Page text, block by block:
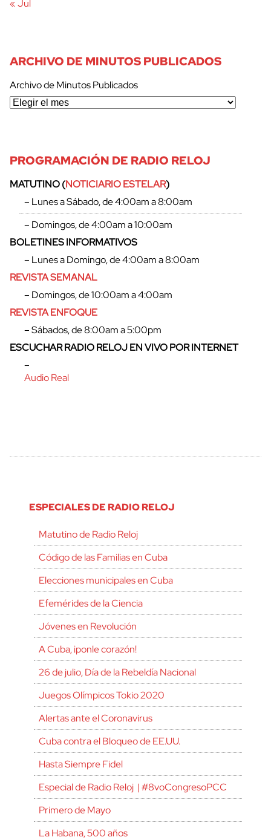
cerrar
« Jul
ARCHIVO DE MINUTOS PUBLICADOS
Archivo de Minutos Publicados
PROGRAMACIÓN DE RADIO RELOJ
MATUTINO (NOTICIARIO ESTELAR)
– Lunes a Sábado, de 4:00am a 8:00am
– Domingos, de 4:00am a 10:00am
BOLETINES INFORMATIVOS
– Lunes a Domingo, de 4:00am a 8:00am
REVISTA SEMANAL
– Domingos, de 10:00am a 4:00am
REVISTA ENFOQUE
– Sábados, de 8:00am a 5:00pm
ESCUCHAR RADIO RELOJ EN VIVO POR INTERNET
–
Audio Real
ESPECIALES DE RADIO RELOJ
Matutino de Radio Reloj
Código de las Familias en Cuba
Elecciones municipales en Cuba
Efemérides de la Ciencia
Jóvenes en Revolución
A Cuba, ¡ponle corazón!
26 de julio, Día de la Rebeldía Nacional
Juegos Olímpicos Tokio 2020
Alertas ante el Coronavirus
Cuba contra el Bloqueo de EE.UU.
Hasta Siempre Fidel
Especial de Radio Reloj | #8voCongresoPCC
Primero de Mayo
La Habana, 500 años